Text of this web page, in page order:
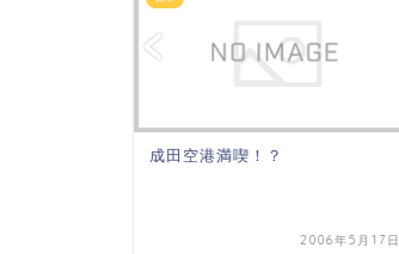
成田空港満喫！？
2006年5月17日